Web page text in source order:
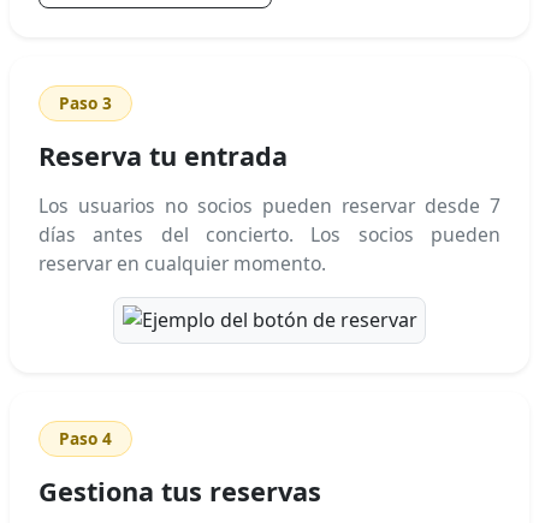
Paso 3
Reserva tu entrada
Los usuarios no socios pueden reservar desde 7
días antes del concierto. Los socios pueden
reservar en cualquier momento.
Paso 4
Gestiona tus reservas